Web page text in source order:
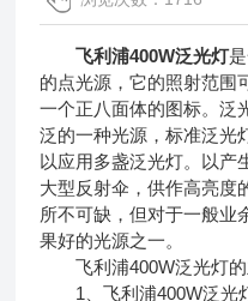
飞利浦400W泛光灯
的点光源，它的照射范围
一个正八面体的图标。泛
泛的一种光源，标准泛光
以应用多盏泛光灯。以产
大型反射伞，供作高亮度
所不可缺，但对于一般业
果好的光源之一。
飞利浦400W泛光灯的
1、飞利浦400W泛光